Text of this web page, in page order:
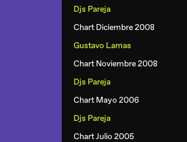
Djs Pareja
Chart Diciembre 2008
Gustavo Lamas
Chart Noviembre 2008
Djs Pareja
Chart Mayo 2006
Djs Pareja
Chart Julio 2005